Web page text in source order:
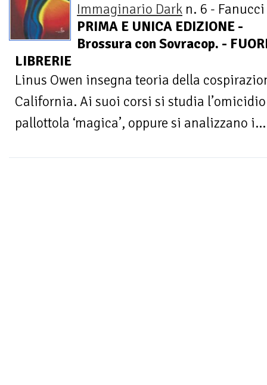
Immaginario Dark n. 6 -
PRIMA E UNICA EDIZIONE -
Brossura con Sovracop. -
LIBRERIE
Linus Owen insegna teoria della
California. Ai suoi corsi si studia
pallottola ‘magica’, oppure si analizzano i...